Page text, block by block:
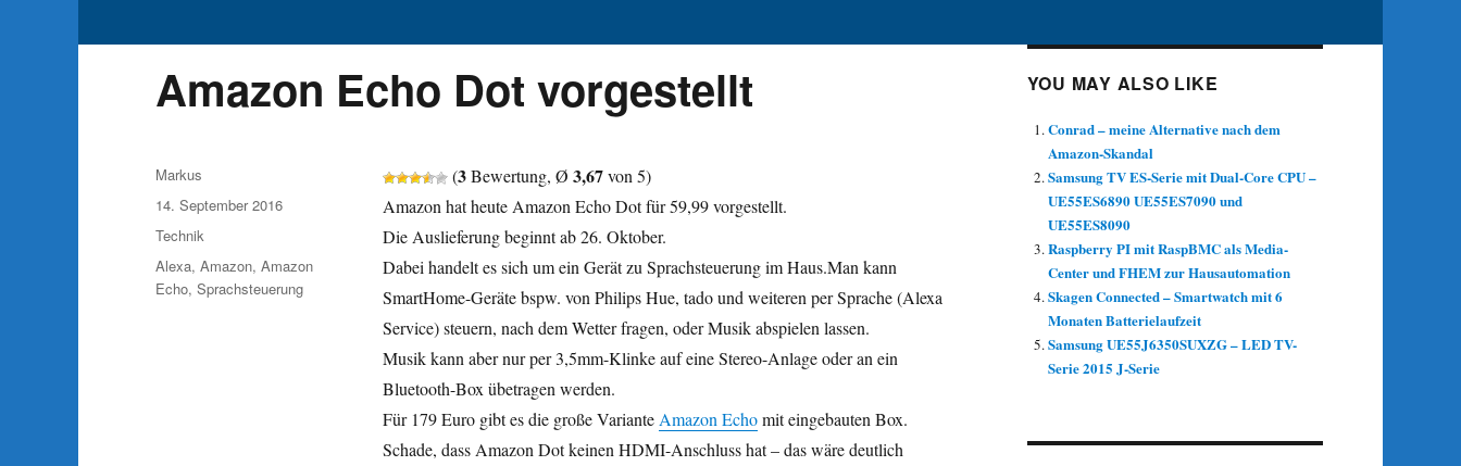
Amazon Echo Dot vorgestellt
(3Bewertung, Ø 3,67von 5)
Amazon hat heute Amazon Echo Dot für 59,99 vorgestellt.
Die Auslieferung beginnt ab 26. Oktober.
Dabei handelt es sich um ein Gerät zu Sprachsteuerung im Haus.Man kann
SmartHome-Geräte bspw. von Philips Hue, tado und weiteren per Sprache (Alexa
Service) steuern, nach dem Wetter fragen, oder Musik abspielen lassen.
Musik kann aber nur per 3,5mm-Klinke auf eine Stereo-Anlage oder an ein
Bluetooth-Box übetragen werden.
Für 179 Euro gibt es die große Variante Amazon Echomit eingebauten Box.
Schade, dass Amazon Dot keinen HDMI-Anschluss hat – das wäre deutlich
Autor
Markus
Veröffentlicht
am
14. September 2016
Kategorien
Technik
Schlagwörter
Alexa, Amazon, Amazon
Echo, Sprachsteuerung
YOU MAY ALSO LIKE
Conrad – meine Alternative nach dem
Amazon-Skandal
Samsung TV ES-Serie mit Dual-Core CPU –
UE55ES6890 UE55ES7090 und
UE55ES8090
Raspberry PI mit RaspBMC als Media-
Center und FHEM zur Hausautomation
Skagen Connected – Smartwatch mit 6
Monaten Batterielaufzeit
Samsung UE55J6350SUXZG – LED TV-
Serie 2015 J-Serie